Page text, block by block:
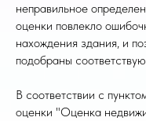
неправильное
оценки повлекло
нахождения здания, и
подобраны
В соответствии с
оценки "Оценка